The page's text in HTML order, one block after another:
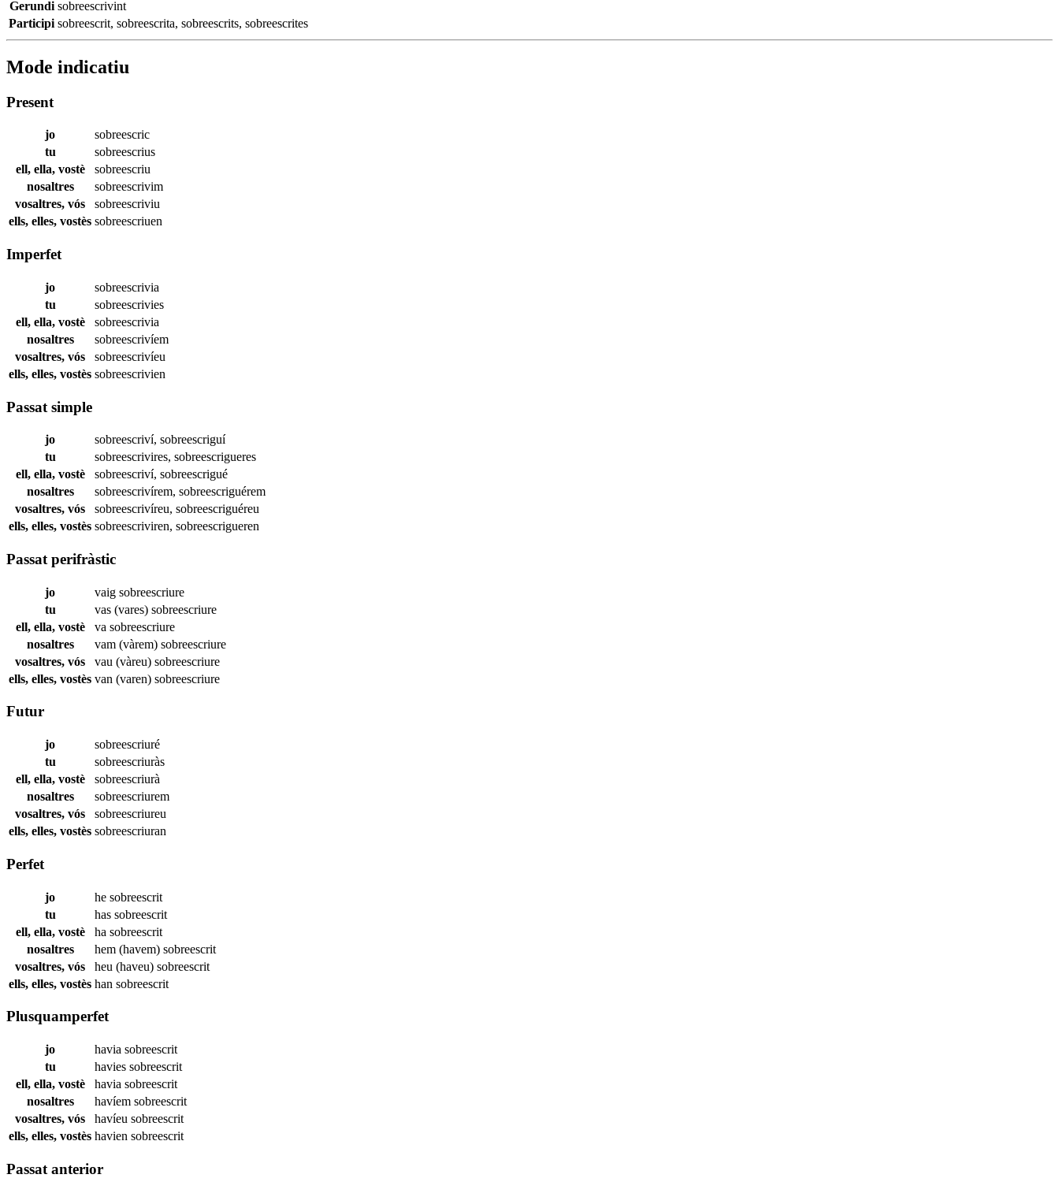
Gerundi sobreescrivint
Participi sobreescrit, sobreescrita, sobreescrits, sobreescrites
Mode indicatiu
Present
jo
sobreescric
tu
sobreescrius
ell, ella, vostè
sobreescriu
nosaltres
sobreescrivim
vosaltres, vós
sobreescriviu
ells, elles, vostès sobreescriuen
Imperfet
jo
sobreescrivia
tu
sobreescrivies
ell, ella, vostè
sobreescrivia
nosaltres
sobreescrivíem
vosaltres, vós
sobreescrivíeu
ells, elles, vostès sobreescrivien
Passat simple
jo sobreescriví, sobreescriguí
tu
sobreescrivires, sobreescrigueres
ell, ella, vostè
sobreescriví, sobreescrigué
nosaltres
sobreescrivírem, sobreescriguérem
vosaltres, vós
sobreescrivíreu, sobreescriguéreu
ells, elles, vostès sobreescriviren, sobreescrigueren
Passat perifràstic
jo vaig sobreescriure
tu
vas (vares) sobreescriure
ell, ella, vostè
va sobreescriure
nosaltres
vam (vàrem) sobreescriure
vosaltres, vós
vau (vàreu) sobreescriure
ells, elles, vostès van (varen) sobreescriure
Futur
jo
sobreescriuré
tu
sobreescriuràs
ell, ella, vostè
sobreescriurà
nosaltres
sobreescriurem
vosaltres, vós
sobreescriureu
ells, elles, vostès sobreescriuran
Perfet
jo he sobreescrit
tu
has sobreescrit
ell, ella, vostè
ha sobreescrit
nosaltres
hem (havem) sobreescrit
vosaltres, vós
heu (haveu) sobreescrit
ells, elles, vostès han sobreescrit
Plusquamperfet
jo havia sobreescrit
tu
havies sobreescrit
ell, ella, vostè
havia sobreescrit
nosaltres
havíem sobreescrit
vosaltres, vós
havíeu sobreescrit
ells, elles, vostès havien sobreescrit
Passat anterior